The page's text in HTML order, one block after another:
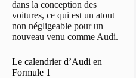
dans la conception des
voitures, ce qui est un atout
non négligeable pour un
nouveau venu comme Audi.
Le calendrier d’Audi en
Formule 1